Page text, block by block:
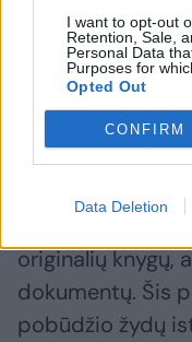
I want to opt-out
Retention, Sale,
Personal Data
Purposes for
Opted Out
CONFIRM
Data Deletion
kūrinius.
Šios knygos ir
ir saugomi
Holokaustą
originalių knygų,
dokumentų. Šis
pobūdžio žydų